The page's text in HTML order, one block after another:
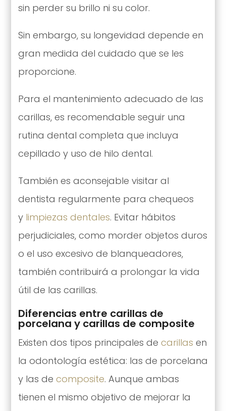
sin perder su brillo ni su color.
Sin embargo, su longevidad depende en
gran medida del cuidado que se les
proporcione.
Para el mantenimiento adecuado de las
carillas, es recomendable seguir una
rutina dental completa que incluya
cepillado y uso de hilo dental.
También es aconsejable visitar al
dentista regularmente para chequeos
y limpiezas dentales. Evitar hábitos
perjudiciales, como morder objetos duros
o el uso excesivo de blanqueadores,
también contribuirá a prolongar la vida
útil de las carillas.
Diferencias entre carillas de
porcelana y carillas de composite
Existen dos tipos principales de carillas en
la odontología estética: las de porcelana
y las de composite. Aunque ambas
tienen el mismo objetivo de mejorar la